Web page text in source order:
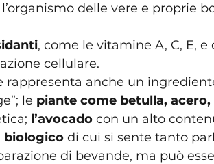
delle vere e proprie
, come le vitamine A, C, E, e
cellulare.
rappresenta anche un
le piante come betulla, acero,
l’avocado con un alto
biologico di cui si sente tanto
di bevande, ma può